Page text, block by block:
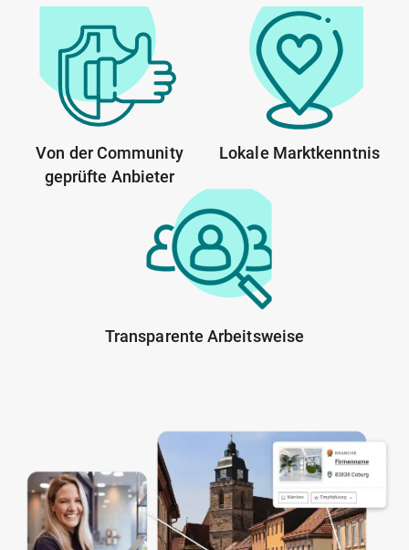
Von der Community
geprüfte Anbieter
Lokale Marktkenntnis
Transparente Arbeitsweise